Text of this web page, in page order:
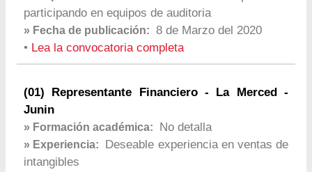
participando en equipos de auditoria
» Fecha de publicación: 8 de Marzo del 2020
• Lea la convocatoria completa
(01) Representante Financiero - La Merced -
Junin
» Formación académica: No detalla
» Experiencia:
Deseable experiencia en ventas de
intangibles